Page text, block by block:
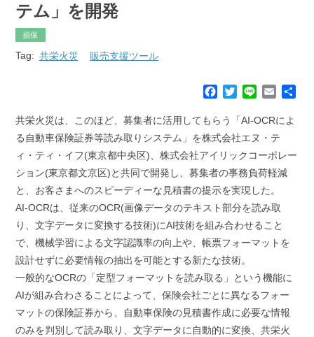
テム」を開発
損保
Tag: 共栄火災 販売支援ツール
c
e
o
o
k
T
i
t
e
r
n
e
E
a
i
共栄火災は、このほど、募集者に活用してもらう「AI-OCRによ
る自動車保険証券等読み取りシステム」を株式会社エヌ・テ
ィ・ティ・イフ(東京都中央区)、株式会社アイリックコーポレー
ション(東京都文京区)と共同で開発し、募集者の事務負荷軽減
と、お客さまへのスピーディーな見積書の提示を実現した。
AI-OCRは、従来のOCR(画像データのテキスト部分を読み取
り、文字データに変換する技術)にAI技術を組み合わせること
で、機械学習による文字認識率の向上や、帳票フォーマットを
設計せずに必要情報の抽出を可能とする新たな技術。
一般的なOCRの「定型フォーマットを読み取る」という機能に
AIが組み合わさることによって、保険会社ごとに異なるフォー
マットの保険証券から、自動車保険の見積書作成に必要な情報
のみを判別して読み取り、文字データに自動的に変換、共栄火